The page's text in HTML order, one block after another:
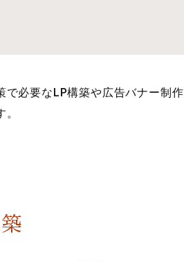
必要なLP構築や広告バナー制